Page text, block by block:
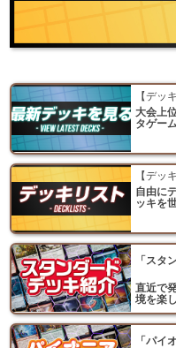
【デッ
大会上
タゲー
【デッ
自由に
ッキを
「スタ
直近で
境を楽
「パイ